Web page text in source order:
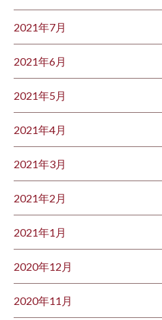
2021年7月
2021年6月
2021年5月
2021年4月
2021年3月
2021年2月
2021年1月
2020年12月
2020年11月